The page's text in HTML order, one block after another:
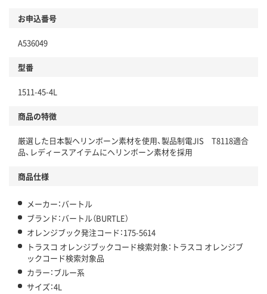
お申込番号
A536049
型番
1511-45-4L
商品の特徴
厳選した日本製ヘリンボーン素材を使用、製品制電JIS T8118適合
品、レディースアイテムにヘリンボーン素材を採用
商品仕様
メーカー：バートル
ブランド：バートル（BURTLE）
オレンジブック発注コード：175-5614
トラスコ オレンジブックコード検索対象：トラスコ オレンジブ
ックコード検索対象品
カラー：ブルー系
サイズ：4L